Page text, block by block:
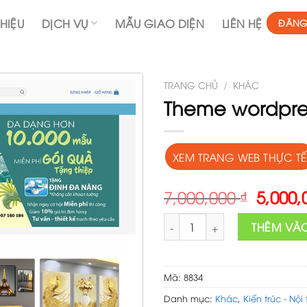
DỊCH VỤ MẪU GIAO DIỆN LIÊN HỆ
TRANG CHỦ / KHÁC
Theme
XEM TRANG WEB THỰC TẾ
7,000,000₫
price
was:
Theme wordpress Flatsome
THÊM
Mã: 8834
Danh mục: Khác, Kiến trúc - Nội